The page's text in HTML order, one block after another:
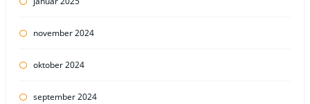
november 2024
oktober 2024
september 2024